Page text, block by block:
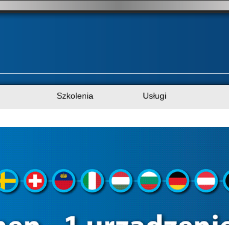
Szkolenia Usługi